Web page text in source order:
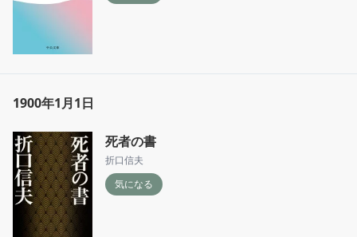
1900年1月1日
死者の書
折口信夫
気になる